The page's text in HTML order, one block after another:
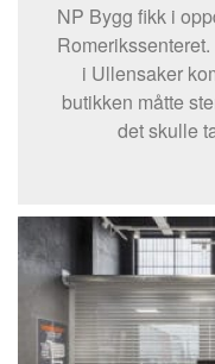
NP Bygg fikk i
i Ullensaker
butikken måtte
det skulle